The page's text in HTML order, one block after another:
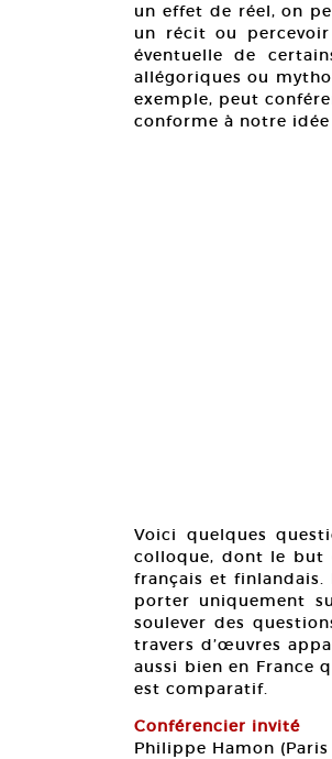
un effet de réel, on
un récit ou
éventuelle de
allégoriques ou
exemple, peut
conforme à notre idée
Voici quelques
colloque, dont le but
français et finlandais.
porter uniquement
soulever des
travers d’œuvres
aussi bien en France
est comparatif.
Conférencier invité
Philippe Hamon (Paris